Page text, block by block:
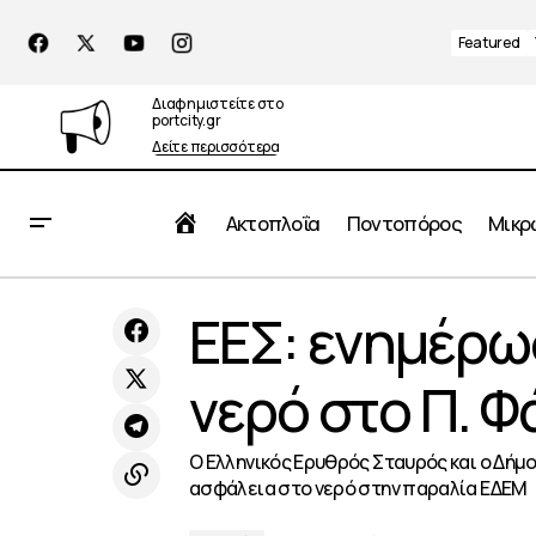
Featured
Διαφημιστείτε στο
portcity.gr
Δείτε περισσότερα
Αρχική
Ακτοπλοΐα Ποντοπόρος
επιχειρηματικότητας στον Πειραιά
ΕΕΣ:
νερό στο Π.
Ο Ελληνικός Ερυθρός Σταυρός και ο
ασφάλεια στο νερό στην παραλία ΕΔΕΜ